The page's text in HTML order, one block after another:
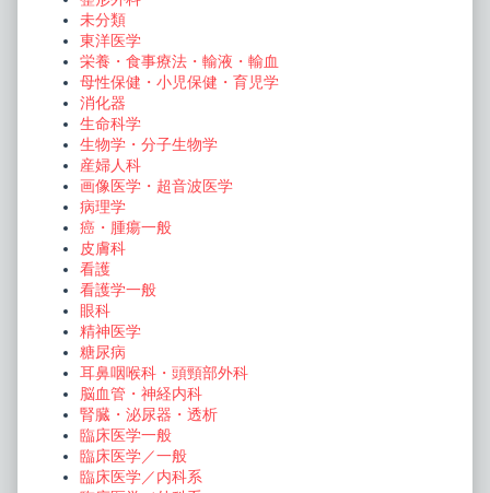
未分類
東洋医学
栄養・食事療法・輸液・輸血
母性保健・小児保健・育児学
消化器
生命科学
生物学・分子生物学
産婦人科
画像医学・超音波医学
病理学
癌・腫瘍一般
皮膚科
看護
看護学一般
眼科
精神医学
糖尿病
耳鼻咽喉科・頭頸部外科
脳血管・神経内科
腎臓・泌尿器・透析
臨床医学一般
臨床医学／一般
臨床医学／内科系